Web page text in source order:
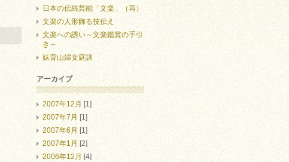
日本の伝統芸能「文楽」（再）
文楽の人形飾る技伝え
文楽への誘い～文楽鑑賞の手引
き～
妹背山婦女庭訓
アーカイブ
2007年12月 [1]
2007年7月 [1]
2007年6月 [1]
2007年1月 [2]
2006年12月 [4]